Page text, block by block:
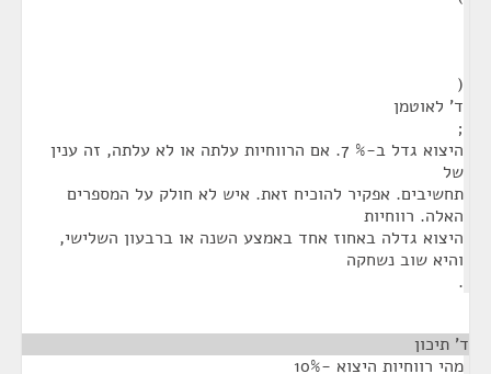
(
ד' לאוטמן
;
היצוא גדל ב-% 7. אם הרווחיות עלתה או לא עלתה, זה ענין
של
תחשיבים. אפקיר להוכיח זאת. איש לא חולק על המספרים
האלה. רווחיות
היצוא גדלה באחוז אחד באמצע השנה או ברבעון השלישי,
והיא שוב נשחקה
.
ד' תיכון
מהי רווחיות היצוא -10%